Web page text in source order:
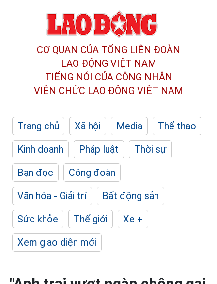
CƠ QUAN CỦA TỔNG LIÊN ĐOÀN
LAO ĐỘNG VIỆT NAM
TIẾNG NÓI CỦA CÔNG NHÂN
VIÊN CHỨC LAO ĐỘNG VIỆT NAM
Trang chủ Xã hội Media
Thể thao
Kinh doanh
Pháp luật
Thời sự
Bạn đọc
Công đoàn
Văn hóa - Giải trí
Bất động sản
Sức khỏe
Thế giới
Xe +
Xem giao diện mới